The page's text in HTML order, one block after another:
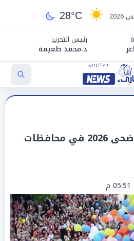
28°C
رئيس التحرير
د.محمد طعيمة
مواعيد صلاة عيد الأضحى 2026 في محافظات